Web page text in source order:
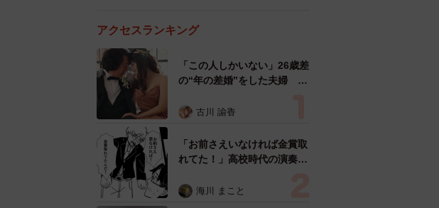
。小さな変化
す。
アクセスランキング
「この人しかいない」26歳差
の“年の差婚”をした夫婦 出
た？ 今の思いを聞いた
古川 諭香
「お前さえいなければ金賞取
れてた！」高校時代の演奏会
生は楽器修理職人に 10年後
海川 まこと